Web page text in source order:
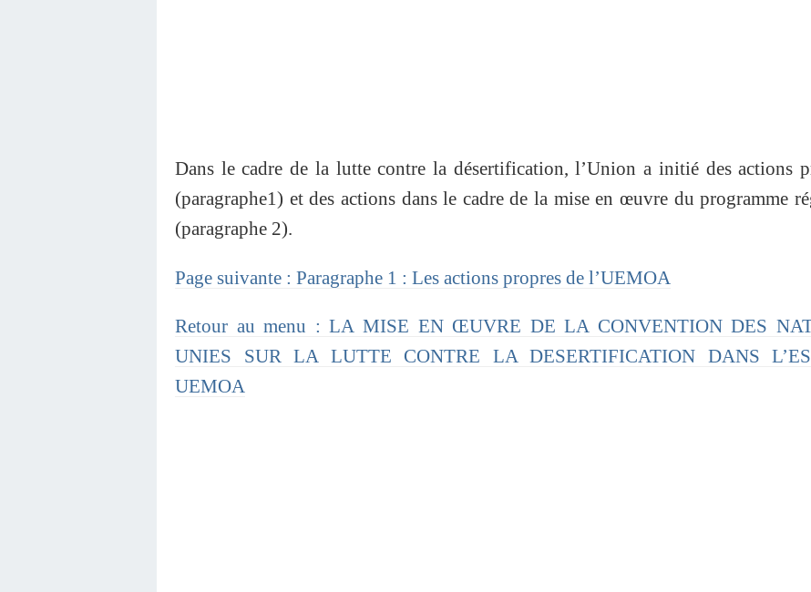
Dans le cadre de la lutte contre la désertification, l’Union a initié des actions
(paragraphe1) et des actions dans le cadre de la mise en œuvre du programme
(paragraphe 2).
Page suivante : Paragraphe 1 : Les actions propres de l’UEMOA
Retour au menu : LA MISE EN ŒUVRE DE LA CONVENTION DES
UNIES SUR LA LUTTE CONTRE LA DESERTIFICATION DANS
UEMOA